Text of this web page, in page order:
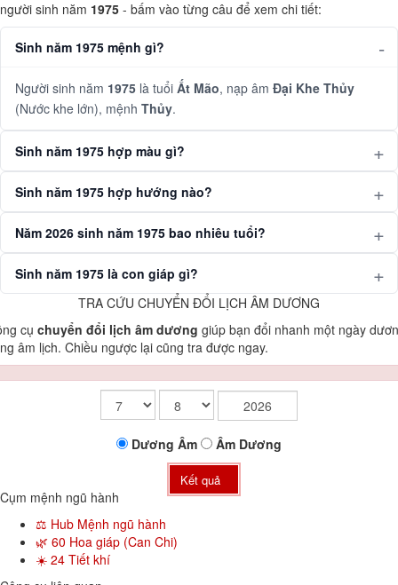
người sinh năm 1975 - bấm vào từng câu để xem chi tiết:
Sinh năm 1975 mệnh gì?
Người sinh năm 1975 là tuổi Ất Mão, nạp âm Đại Khe Thủy
(Nước khe lớn), mệnh Thủy.
Sinh năm 1975 hợp màu gì?
Sinh năm 1975 hợp hướng nào?
Năm 2026 sinh năm 1975 bao nhiêu tuổi?
Sinh năm 1975 là con giáp gì?
TRA CỨU CHUYỂN ĐỔI LỊCH ÂM DƯƠNG
cụ chuyển đổi lịch âm dương giúp bạn đổi nhanh một ngày
âm lịch. Chiều ngược lại cũng tra được ngay.
Dương Âm Âm Dương
Kết quả
Cụm mệnh ngũ hành
⚖️ Hub Mệnh ngũ hành
🌿 60 Hoa giáp (Can Chi)
☀️ 24 Tiết khí